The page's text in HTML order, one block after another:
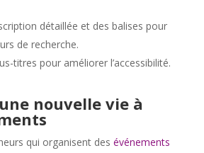
détaillée et des balises pour
de recherche.
titres pour améliorer l’accessibilité.
nouvelle vie à
qui organisent des événements